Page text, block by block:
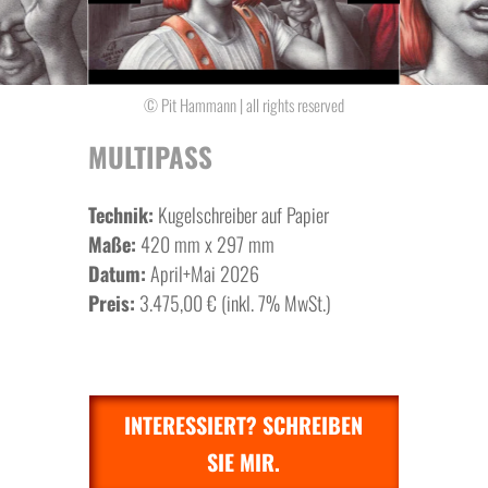
© Pit Hammann | all rights reserved
MULTIPASS
Technik: Kugelschreiber auf Papier
Maße: 420 mm x 297 mm
Datum:April+Mai 2026
Preis: 3.475,00 € (inkl. 7% MwSt.)
INTERESSIERT? SCHREIBEN
SIE MIR.